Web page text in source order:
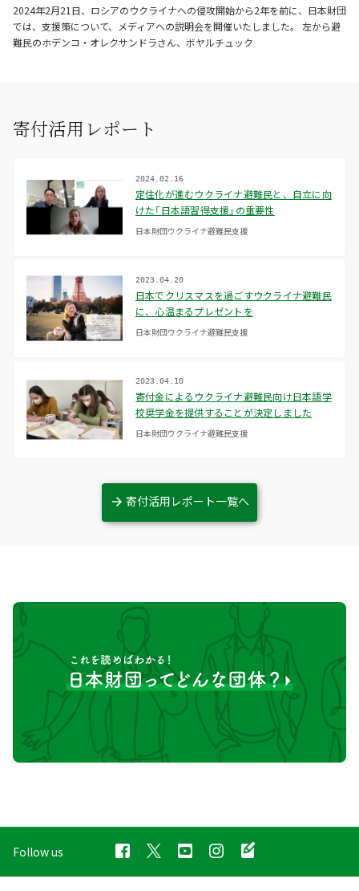
2024年2月21日、ロシアのウクライナへの侵攻開始から2年を前に、日本財団
では、支援策について、メディアへの説明会を開催いたしました。 左から避
難民のホデンコ・オレクサンドラさん、ボヤルチュック
寄付活用レポート
2024.02.16
定住化が進むウクライナ避難民と、自立に向
けた「日本語習得支援」の重要性
日本財団ウクライナ避難民支援
2023.04.20
日本でクリスマスを過ごすウクライナ避難民
に、心温まるプレゼントを
日本財団ウクライナ避難民支援
2023.04.10
寄付金によるウクライナ避難民向け日本語学
校奨学金を提供することが決定しました
日本財団ウクライナ避難民支援
寄付活用レポート一覧へ
Follow us